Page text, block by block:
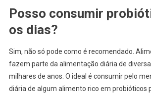
Posso consumir
os dias?
Sim, não só pode como é recomendado.
fazem parte da alimentação diária de
milhares de anos. O ideal é consumir pelo
diária de algum alimento rico em probióticos